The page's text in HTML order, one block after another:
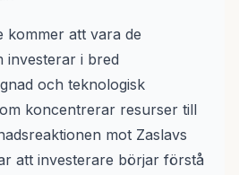
kommer att vara de
investerar i bred
och teknologisk
koncentrerar resurser till
mot Zaslavs
att investerare börjar förstå